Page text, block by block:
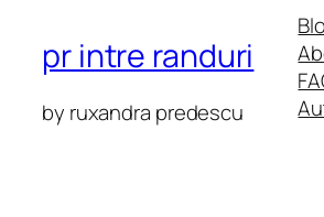
pr intre randuri
by ruxandra predescu